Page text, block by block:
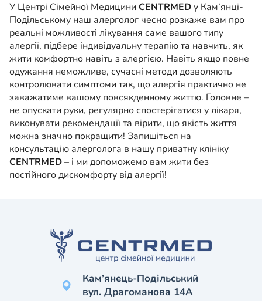
У Центрі Сімейної Медицини CENTRMEDу Кам’янці-
Подільському наш алерголог чесно розкаже вам про
реальні можливості лікування саме вашого типу
алергії, підбере індивідуальну терапію та навчить, як
жити комфортно навіть з алергією. Навіть якщо повне
одужання неможливе, сучасні методи дозволяють
контролювати симптоми так, що алергія практично не
заважатиме вашому повсякденному життю. Головне –
не опускати руки, регулярно спостерігатися у лікаря,
виконувати рекомендації та вірити, що якість життя
можна значно покращити! Запишіться на
консультацію алерголога в нашу приватну клініку
CENTRMED– і ми допоможемо вам жити без
постійного дискомфорту від алергії!
Кам’янець-Подільський
вул. Драгоманова 14А